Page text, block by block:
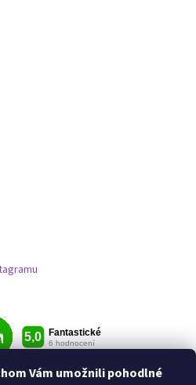
Vám umožnili pohodlné